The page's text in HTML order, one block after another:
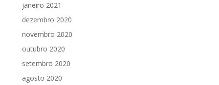
janeiro 2021
dezembro 2020
novembro 2020
outubro 2020
setembro 2020
agosto 2020